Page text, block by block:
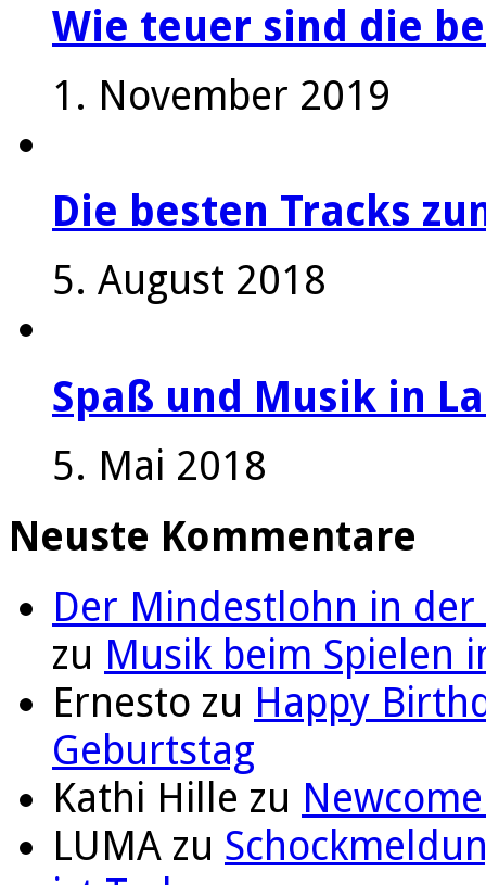
Wie teuer sind die
1. November 2019
Die besten Tracks
5. August 2018
Spaß und Musik in
5. Mai 2018
Neuste Kommentare
Der Mindestlohn in der
zu Musik beim Spielen
Ernesto zu Happy
Geburtstag
Kathi Hille zu
LUMA zu